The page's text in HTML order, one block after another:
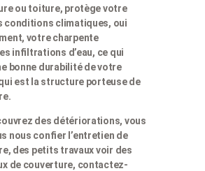
ou toiture, protège votre
conditions climatiques, oui
votre charpente
infiltrations d’eau, ce qui
bonne durabilité de votre
est la structure porteuse de
des détériorations, vous
nous confier l’entretien de
des petits travaux voir des
de couverture, contactez-